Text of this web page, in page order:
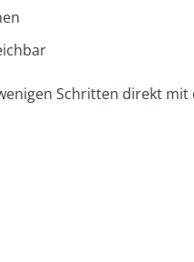
Schritten direkt mit